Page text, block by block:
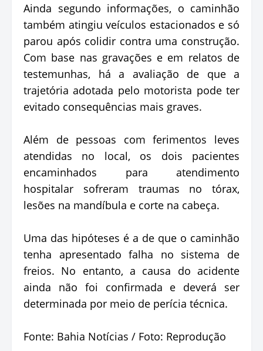
Ainda segundo informações, o caminhão
também atingiu veículos estacionados e só
parou após colidir contra uma construção.
Com base nas gravações e em relatos de
testemunhas, há a avaliação de que a
trajetória adotada pelo motorista pode ter
evitado consequências mais graves.
Além de pessoas com ferimentos leves
atendidas no local, os dois pacientes
encaminhados para atendimento
hospitalar sofreram traumas no tórax,
lesões na mandíbula e corte na cabeça.
Uma das hipóteses é a de que o caminhão
tenha apresentado falha no sistema de
freios. No entanto, a causa do acidente
ainda não foi confirmada e deverá ser
determinada por meio de perícia técnica.
Fonte: Bahia Notícias / Foto: Reprodução